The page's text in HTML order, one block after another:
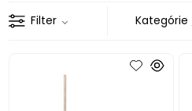
Filter Kategórie